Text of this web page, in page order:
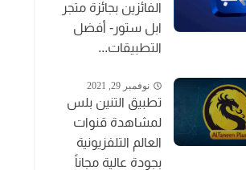
الفائزين بجائزة متجر
ابل ستور- أفضل
التطبيقات...
نوفمبر 29, 2021
تطبيق التنين بلس
لمشاهدة قنوات
العالم التلفزيونية
بجودة عالية مجاناً